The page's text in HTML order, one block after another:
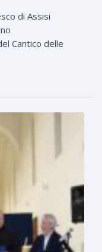
di Assisi
Cantico delle